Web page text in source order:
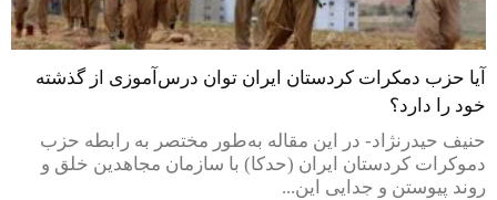
آیا حزب دمکرات کردستان ایران توان درس‌آموزی از گذشته
خود را دارد؟
حنیف حیدرنژاد- در این مقاله به‌طور مختصر به رابطه حزب
دموکرات کردستان ایران (حدکا) با سازمان مجاهدین خلق و
روند پیوستن و جدایی این...